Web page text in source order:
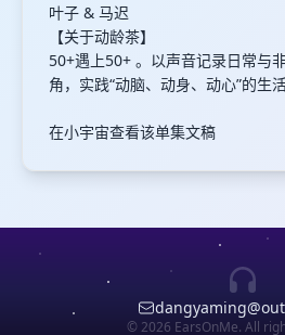
叶子 & 马迟
【关于动龄茶】
50+遇上50+ 。以声音记录日常与
角，实践“动脑、动身、动心”的生活
在小宇宙查看该单集文稿
© 2026 EarsOnMe. All